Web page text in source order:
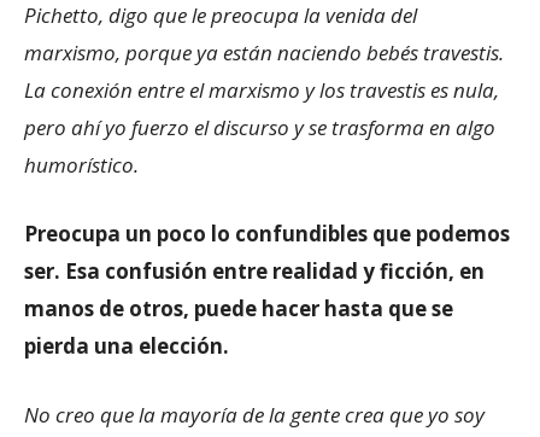
Pichetto, digo que le preocupa la venida del
marxismo, porque ya están naciendo bebés travestis.
La conexión entre el marxismo y los travestis es nula,
pero ahí yo fuerzo el discurso y se trasforma en algo
humorístico.
Preocupa un poco lo confundibles que podemos
ser. Esa confusión entre realidad y ficción, en
manos de otros, puede hacer hasta que se
pierda una elección.
No creo que la mayoría de la gente crea que yo soy